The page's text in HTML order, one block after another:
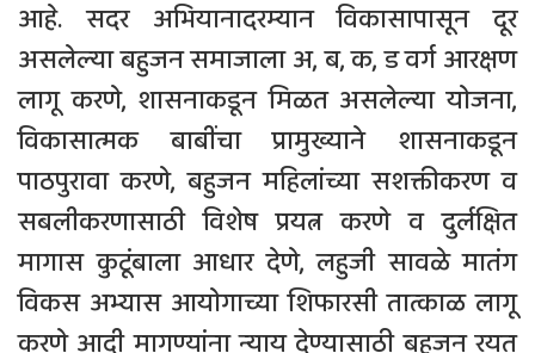
आहे. सदर अभियानादरम्यान विकासापासून दूर
असलेल्या बहुजन समाजाला अ, ब, क, ड वर्ग आरक्षण
लागू करणे, शासनाकडून मिळत असलेल्या योजना,
विकासात्मक बाबींचा प्रामुख्याने शासनाकडून
पाठपुरावा करणे, बहुजन महिलांच्या सशक्तीकरण व
सबलीकरणासाठी विशेष प्रयत्न करणे व दुर्लक्षित
मागास कुटूंबाला आधार देणे, लहुजी सावळे मातंग
विकस अभ्यास आयोगाच्या शिफारसी तात्काळ लागू